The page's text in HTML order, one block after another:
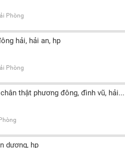
Phòng
hải, hải an, hp
Phòng
thật phương đông, đình vũ, hải...
dương, hp